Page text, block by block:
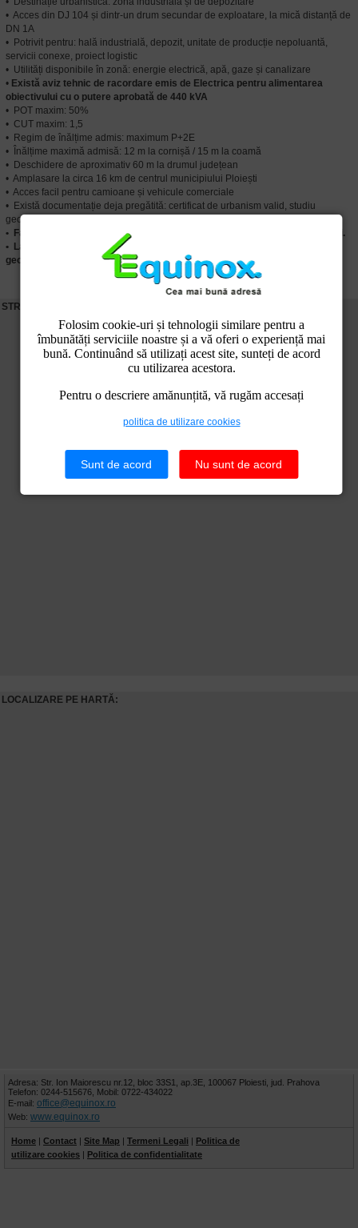
Folosim cookie-uri și tehnologii similare pentru a
îmbunătăți serviciile noastre și a vă oferi o experiență mai
bună. Continuând să utilizați acest site, sunteți de acord
cu utilizarea acestora.
Pentru o descriere amănunțită, vă rugăm accesați
politica de utilizare cookies
Sunt de acord Nu sunt de acord
• Acces din DJ 104 și dintr-un drum secundar de exploatare, la mică distanță de
DN 1A
• Potrivit pentru: hală industrială, depozit, unitate de producție nepoluantă,
servicii conexe, proiect logistic
• Utilități disponibile în zonă: energie electrică, apă, gaze și canalizare
• Există aviz tehnic de racordare emis de Electrica pentru alimentarea
obiectivului cu o putere aprobată de 440 kVA
• POT maxim: 50%
• CUT maxim: 1,5
• Regim de înălțime admis: maximum P+2E
• Înălțime maximă admisă: 12 m la cornișă / 15 m la coamă
• Deschidere de aproximativ 60 m la drumul județean
• Amplasare la circa 16 km de centrul municipiului Ploiești
• Acces facil pentru camioane și vehicule comerciale
• Există documentație deja pregătită: certificat de urbanism valid, studiu
geotehnic, ridicare topografică
• Facturarea se poate face cu taxare inversă pentru TVA, în condițiile Legii.
• La cerere, putem pune la dispoziție certificatul de urbanism și studiul
geotehnic.
STREET VIEW:
LOCALIZARE PE HARTĂ:
Adresa: Str. Ion Maiorescu nr.12, bloc 33S1, ap.3E, 100067 Ploiesti, jud. Prahova
Telefon: 0244-515676, Mobil: 0722-434022
E-mail: office@equinox.ro
Web: www.equinox.ro
Home | Contact | Site Map | Termeni Legali | Politica de
utilizare cookies | Politica de confidentialitate